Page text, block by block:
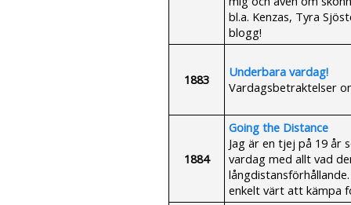
bl.a. Kenzas, Tyra
blogg!
1883
Underbara vardag!
Vardagsbetraktelser
1884
Going the Distance
Jag är en tjej på 19
vardag med allt vad
enkelt värt att kämpa